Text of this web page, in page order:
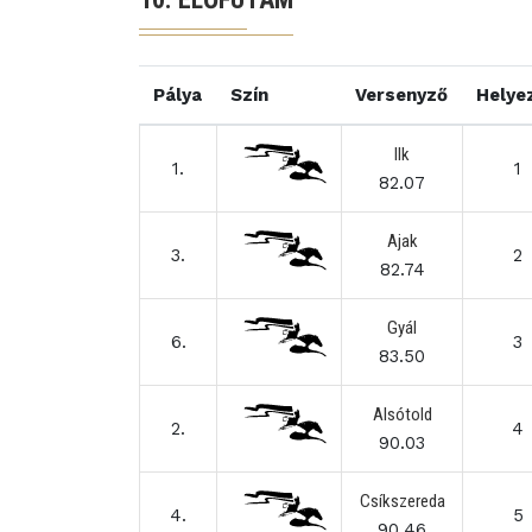
Pálya Szín Versenyző
1.
Ilk
82.07
1
3.
Ajak
82.74
2
6.
Gyál
83.50
3
2.
Alsótold
90.03
4
4.
Csíkszereda
5